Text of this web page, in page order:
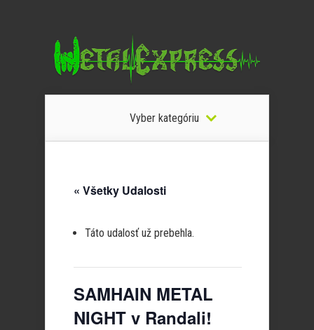
Vyber kategóriu
« Všetky Udalosti
Táto udalosť už prebehla.
SAMHAIN METAL
NIGHT v Randali!